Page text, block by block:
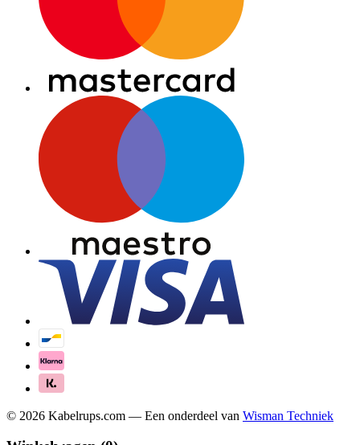
© 2026 Kabelrups.com — Een onderdeel van Wisman Techniek